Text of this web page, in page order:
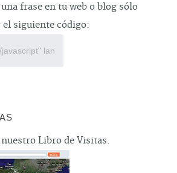
frase en tu web o blog sólo
siguiente código:
Libro de Visitas.